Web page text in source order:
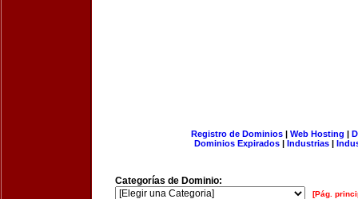
Registro de Dominios| Web Hosting |
Dominios Expirados | Industrias |
Categorías de Dominio:
[Pág.